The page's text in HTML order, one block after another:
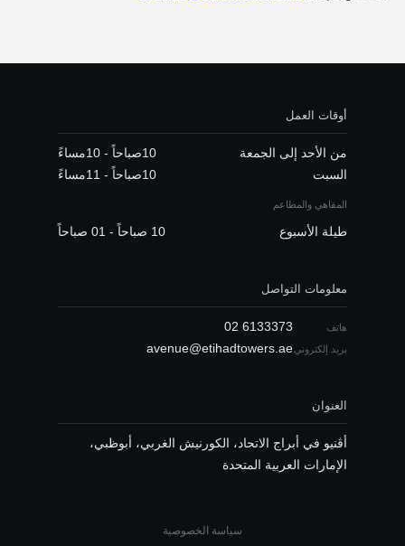
أوقات العمل
من الأحد إلى الجمعة 10صباحاً - 10مساءً
السبت 10صباحاً - 11مساءً
المقاهي والمطاعم
طيلة الأسبوع 10 صباحاً - 01 صباحاً
معلومات التواصل
هاتف 02 6133373
بريد إلكتروني avenue@etihadtowers.ae
العنوان
أڤنيو في أبراج الاتحاد، الكورنيش الغربي، أبوظبي،
الإمارات العربية المتحدة
سياسة الخصوصية